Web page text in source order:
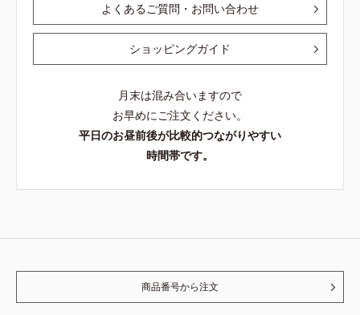
よくあるご質問・お問い合わせ
ショッピングガイド
月末は混み合いますので
お早めにご注文ください。
平日のお昼前後が比較的つながりやすい
時間帯です。
商品番号から注文